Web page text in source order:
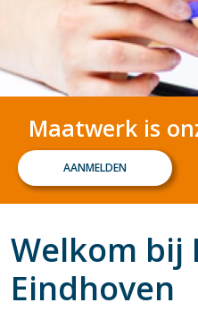
Maatwerk is
AANMELDEN
Welkom bij
Eindhoven